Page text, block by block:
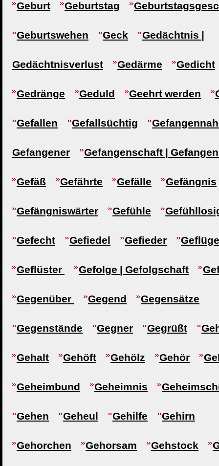
Geburt Geburtstag
Geburtswehen Geck Gedächtnis |
Gedächtnisverlust Gedärme Gedicht
Gedränge Geduld Geehrt werden
Gefallen Gefallsüchtig
Gefangener Gefangenschaft |
Gefäß Gefährte Gefälle Gefängnis
Gefängniswärter Gefühle
Gefecht Gefiedel Gefieder
Geflüster Gefolge | Gefolgschaft
Gegenüber Gegend Gegensätze
Gegenstände Gegner Gegrüßt
Gehalt Gehöft Gehölz Gehör
Geheimbund Geheimnis
Gehen Geheul Gehilfe Gehirn
Gehorchen Gehorsam Gehstock